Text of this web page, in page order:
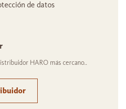
de datos
HARO más cercano..